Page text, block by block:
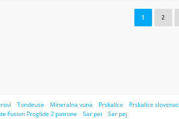
1 2
Tondeuse Mineralna vuna Prskalice Prskalice
Fusion Proglide 2 patrone Sar pei Sar pej